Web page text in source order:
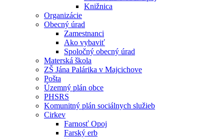
Knižnica
Organizácie
Obecný úrad
Zamestnanci
Ako vybaviť
Spoločný obecný úrad
Materská škola
ZŠ Jána Palárika v Majcichove
Pošta
Územný plán obce
PHSRS
Komunitný plán sociálnych služieb
Cirkev
Farnosť Opoj
Farský erb